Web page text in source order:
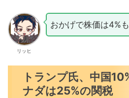
リッヒ
おかげで株価は4%
トランプ氏、中国
ナダは25%の関税